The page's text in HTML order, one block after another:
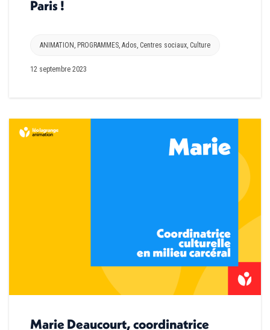
Paris !
ANIMATION, PROGRAMMES, Ados, Centres sociaux, Culture
12 septembre 2023
Marie Deaucourt, coordinatrice